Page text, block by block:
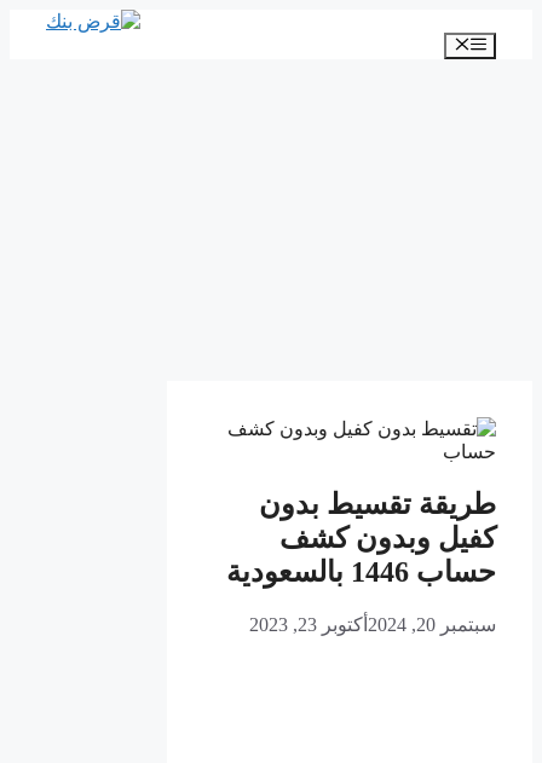
المحتوى
القائمة
طريقة تقسيط بدون
كفيل وبدون كشف
حساب 1446 بالسعودية
سبتمبر 20, 2024 أكتوبر 23, 2023